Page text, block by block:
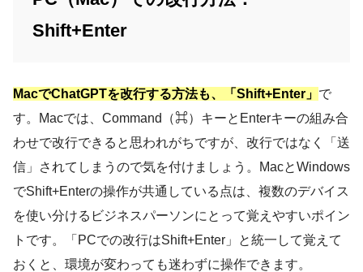
Shift+Enter
MacでChatGPTを改行する方法も、「Shift+Enter」 で
す。Macでは、Command（⌘）キーとEnterキーの組み合
わせで改行できると思われがちですが、改行ではなく「送
信」されてしまうので気を付けましょう。MacとWindows
でShift+Enterの操作が共通している点は、複数のデバイス
を使い分けるビジネスパーソンにとって覚えやすいポイン
トです。「PCでの改行はShift+Enter」と統一して覚えて
おくと、環境が変わっても迷わずに操作できます。